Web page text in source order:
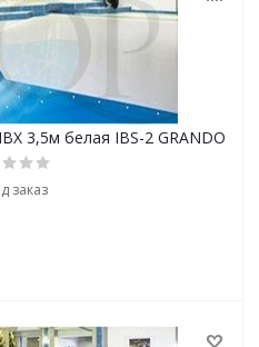
3,5м белая IBS-2 GRANDO
заказ